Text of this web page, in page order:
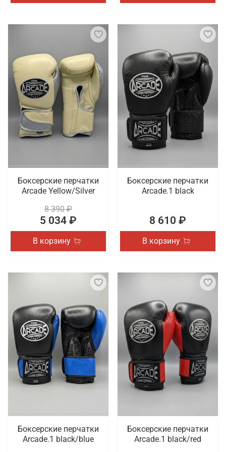
Боксерские перчатки
Arcade Yellow/Silver
8 390 ₽
5 034 ₽
В корзину
Боксерские перчатки
Arcade.1 black
8 610 ₽
В корзину
Боксерские перчатки
Arcade.1 black/blue
Боксерские перчатки
Arcade.1 black/red